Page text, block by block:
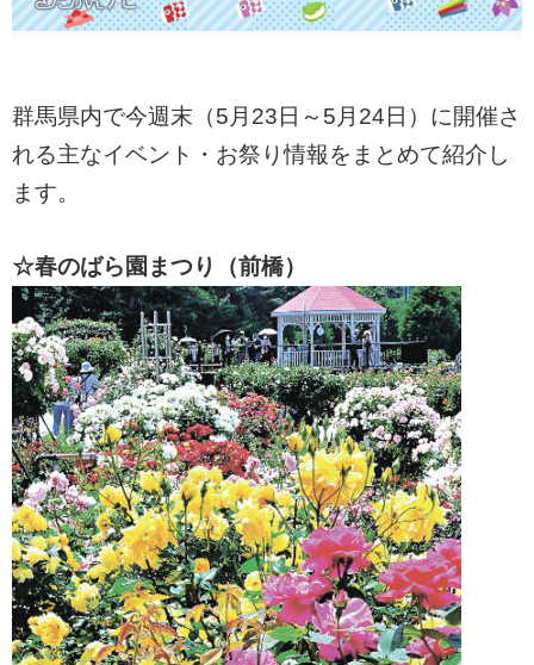
群馬県内で今週末（5月23日～5月24日）に開催さ
れる主なイベント・お祭り情報をまとめて紹介し
ます。
☆春のばら園まつり（前橋）